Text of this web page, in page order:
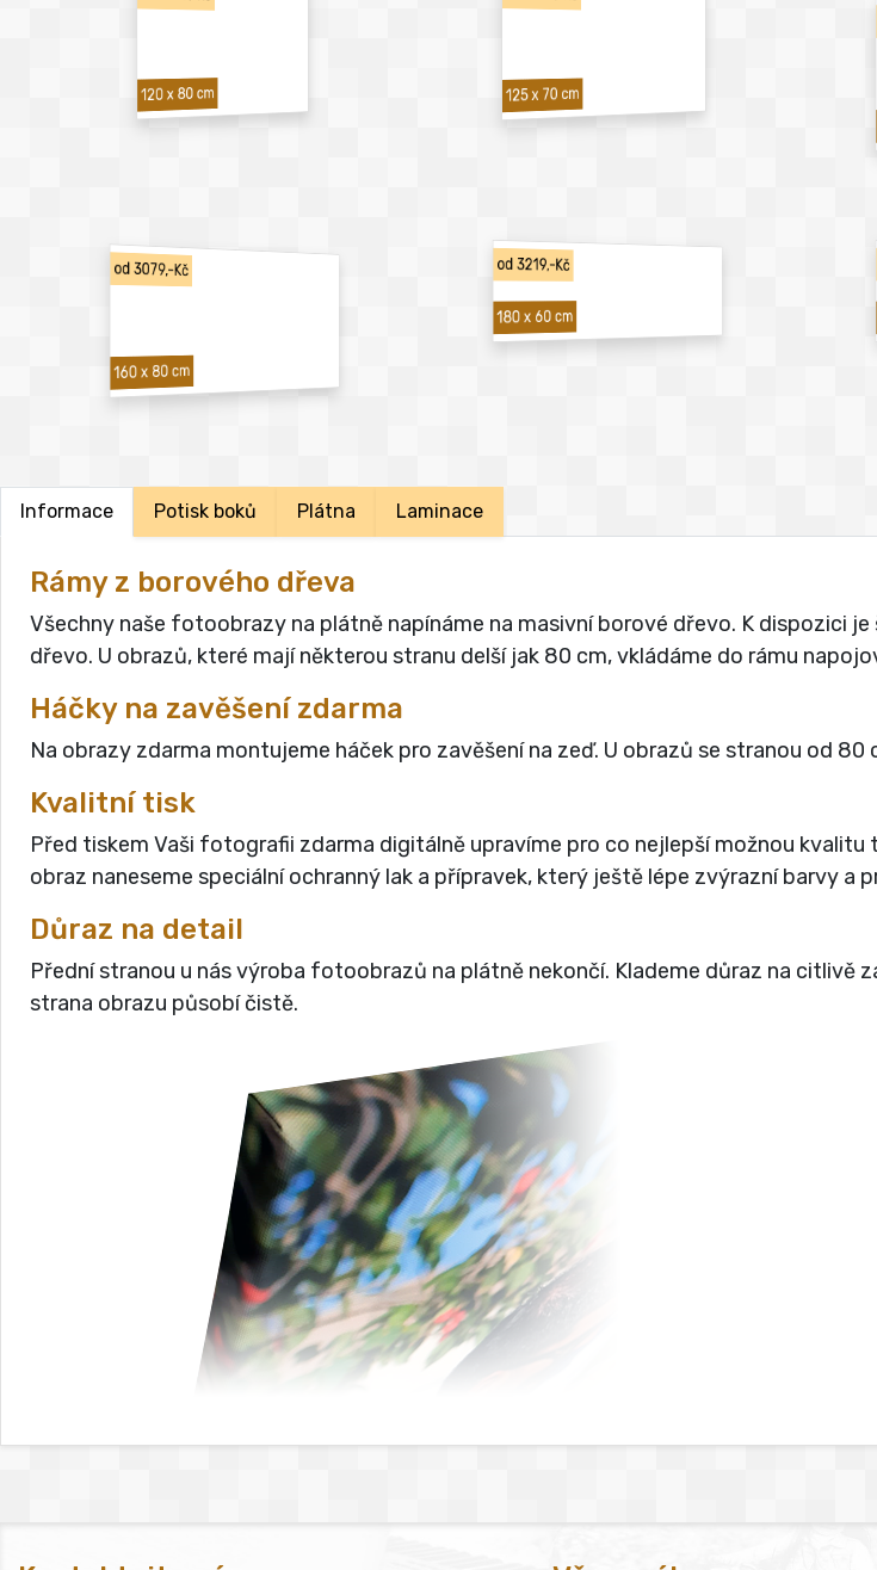
120 x 80 cm 125 x 70 cm
od 3079,-Kč
160 x 80 cm
od 3219,-Kč
180 x 60 cm
Informace Potisk boků Plátna Laminace
Rámy z borového dřeva
Všechny naše fotoobrazy na plátně napínáme na masivní borové dřevo. K dispozici
dřevo. U obrazů, které mají některou stranu delší jak 80 cm, vkládáme do rámu
Háčky na zavěšení zdarma
Na obrazy zdarma montujeme háček pro zavěšení na zeď. U obrazů se stranou od 80
Kvalitní tisk
Před tiskem Vaši fotografii zdarma digitálně upravíme pro co nejlepší možnou
obraz naneseme speciální ochranný lak a přípravek, který ještě lépe zvýrazní barvy a
Důraz na detail
Přední stranou u nás výroba fotoobrazů na plátně nekončí. Klademe důraz na citlivě
strana obrazu působí čistě.